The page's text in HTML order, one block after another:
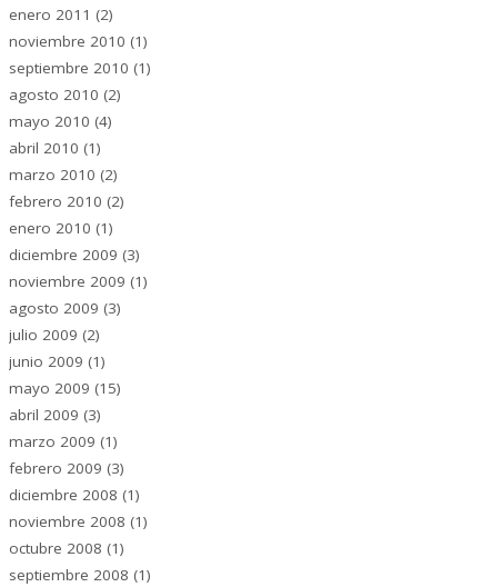
enero 2011 (2)
noviembre 2010 (1)
septiembre 2010 (1)
agosto 2010 (2)
mayo 2010 (4)
abril 2010 (1)
marzo 2010 (2)
febrero 2010 (2)
enero 2010 (1)
diciembre 2009 (3)
noviembre 2009 (1)
agosto 2009 (3)
julio 2009 (2)
junio 2009 (1)
mayo 2009 (15)
abril 2009 (3)
marzo 2009 (1)
febrero 2009 (3)
diciembre 2008 (1)
noviembre 2008 (1)
octubre 2008 (1)
septiembre 2008 (1)